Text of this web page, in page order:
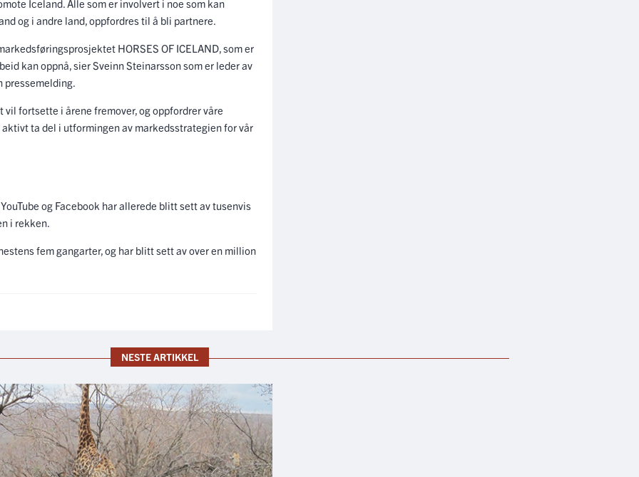
Iceland. Alle som er involvert i noe som kan
og i andre land, oppfordres til å bli partnere.
HORSES OF ICELAND, som er
kan oppnå, sier Sveinn Steinarsson som er leder av
pressemelding.
fortsette i årene fremover, og oppfordrer våre
ta del i utformingen av markedsstrategien for vår
og Facebook har allerede blitt sett av tusenvis
i rekken.
fem gangarter, og har blitt sett av over en million
NESTE ARTIKKEL